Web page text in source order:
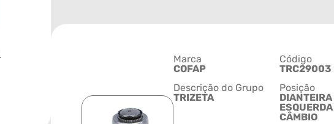
Marca
COFAP
Código
TRC29003
Descrição do Grupo
TRIZETA
Posição
DIANTEIRA
CÂMBIO